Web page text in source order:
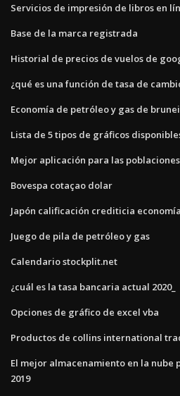
Servicios de impresión de libros en
Base de la marca registrada
Historial de precios de vuelos de
¿qué es una función de tasa de
Economía de petróleo y gas de brunei
Lista de 5 tipos de gráficos
Mejor aplicación para las
Bovespa cotaçao dolar
Japón calificación crediticia
Juego de pila de petróleo y gas
Calendario stockplit.net
¿cuál es la tasa bancaria actual 2020_
Opciones de gráfico de excel vba
Productos de collins international
El mejor almacenamiento en la nube
2019